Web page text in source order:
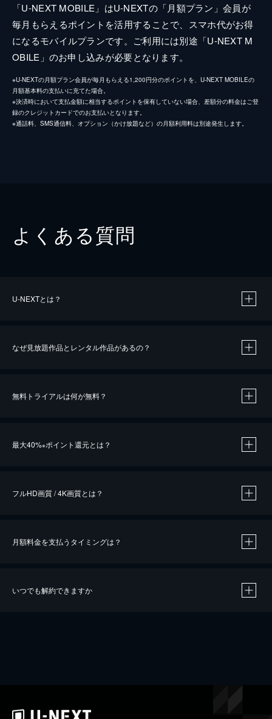
「U-NEXT MOBILE」はU-NEXTの「月額プラン」会員が
毎月もらえるポイントを活用することで、スマホ代がお得
になるモバイルプランです。ご利用には別途「U-NEXT M
OBILE」のお申し込みが必要となります。
※U-NEXTの月額プラン会員が毎月もらえる1,200円分のポイントを、U-NEXT MOBILEの
月額基本料の支払いに充てた場合。
※決済時において支払金額に相当するポイントを保有していない場合、差額分の料金はご登
録のクレジットカードでのお支払いとなります。
※通話料、SMS通信料、オプション（かけ放題など）の月額利用料は別途発生します。
よくある質問
U-NEXTとは？
なぜ見放題作品とレンタル作品があるの？
無料トライアルは何が無料？
最大40%※ポイント還元とは？
※40％ポイント還元の対象は、クレジットカード決済による作品の購入 / レンタルです。
フルHD画質 / 4K画質とは？
月額料金を支払うタイミングは？
いつでも解約できますか